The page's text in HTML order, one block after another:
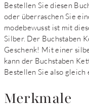
Bestellen Sie diesen
oder überraschen Sie
modebewusst ist mit
Silber. Der Buchstaben
Geschenk! Mit einer
kann der Buchstaben
Bestellen Sie also gleich
Merkmale